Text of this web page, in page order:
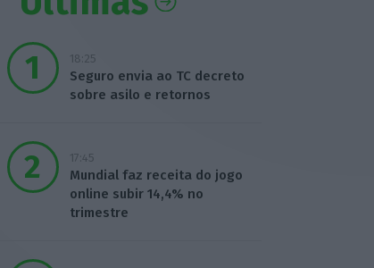
18:25
Seguro envia ao TC decreto
sobre asilo e retornos
17:45
Mundial faz receita do jogo
online subir 14,4% no
trimestre